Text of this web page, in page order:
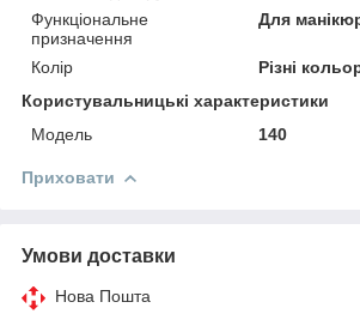
Функціональне
призначення
Для
Колір
Різні
Користувальницькі характеристики
Мoдель
140
Приховати
Умови доставки
Нова Пошта